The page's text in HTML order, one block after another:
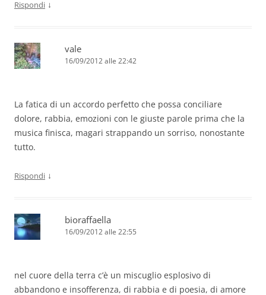
Rispondi ↓
vale
16/09/2012 alle 22:42
La fatica di un accordo perfetto che possa conciliare
dolore, rabbia, emozioni con le giuste parole prima che la
musica finisca, magari strappando un sorriso, nonostante
tutto.
Rispondi ↓
bioraffaella
16/09/2012 alle 22:55
nel cuore della terra c’è un miscuglio esplosivo di
abbandono e insofferenza, di rabbia e di poesia, di amore